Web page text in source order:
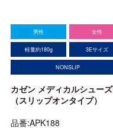
男性 女性
軽量約180g 3Eサイズ
NONSLIP
カゼン メディカルシューズ
（スリップオンタイプ）
品番:APK188